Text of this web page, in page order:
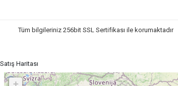
Tüm bilgileriniz 256bit SSL Sertifikası ile korumaktadır
Satış Haritası